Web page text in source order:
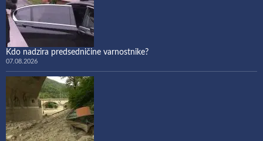
Kdo nadzira predsedničine varnostnike?
07.08.2026